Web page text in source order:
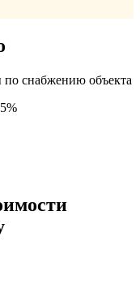
по снабжению объекта